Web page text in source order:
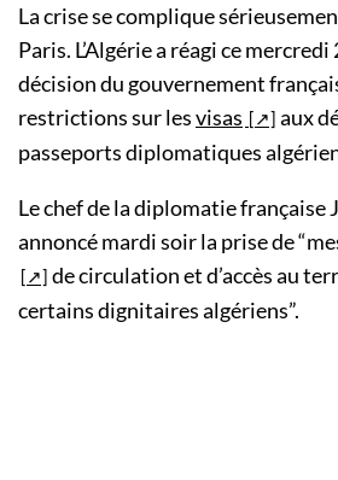
La crise se complique
Paris. L’Algérie a réagi ce
décision du gouvernement
restrictions sur lesvisas
aux
passeports diplomatiques
Le chef de la diplomatie française
annoncé mardi soir la prise de
de circulation et d’accès au
certains dignitaires algériens”.